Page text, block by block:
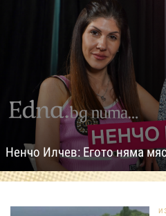
Ненчо Илчев: Егото няма